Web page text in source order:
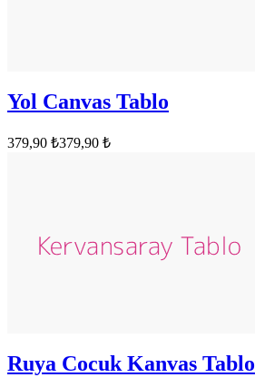
Yol Canvas Tablo
379,90 ₺379,90 ₺
Ruya Cocuk Kanvas Tablo